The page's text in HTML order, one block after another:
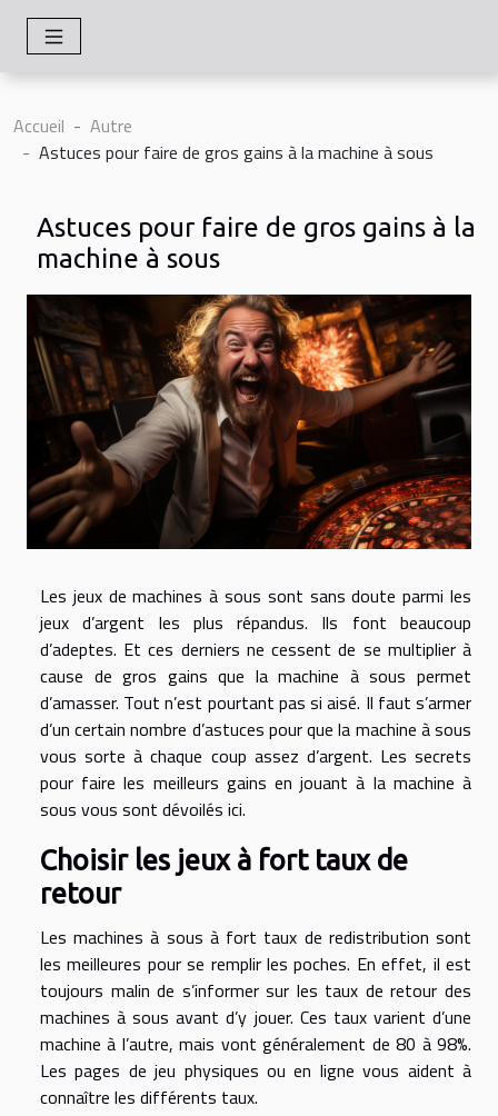
Accueil
Autre
Astuces pour faire de gros gains à la machine à sous
Astuces pour faire de gros gains à la
machine à sous
Les jeux de machines à sous sont sans doute parmi les
jeux d’argent les plus répandus. Ils font beaucoup
d’adeptes. Et ces derniers ne cessent de se multiplier à
cause de gros gains que la machine à sous permet
d’amasser. Tout n’est pourtant pas si aisé. Il faut s’armer
d’un certain nombre d’astuces pour que la machine à sous
vous sorte à chaque coup assez d’argent. Les secrets
pour faire les meilleurs gains en jouant à la machine à
sous vous sont dévoilés ici.
Choisir les jeux à fort taux de
retour
Les machines à sous à fort taux de redistribution sont
les meilleures pour se remplir les poches. En effet, il est
toujours malin de s’informer sur les taux de retour des
machines à sous avant d’y jouer. Ces taux varient d’une
machine à l’autre, mais vont généralement de 80 à 98%.
Les pages de jeu physiques ou en ligne vous aident à
connaître les différents taux.